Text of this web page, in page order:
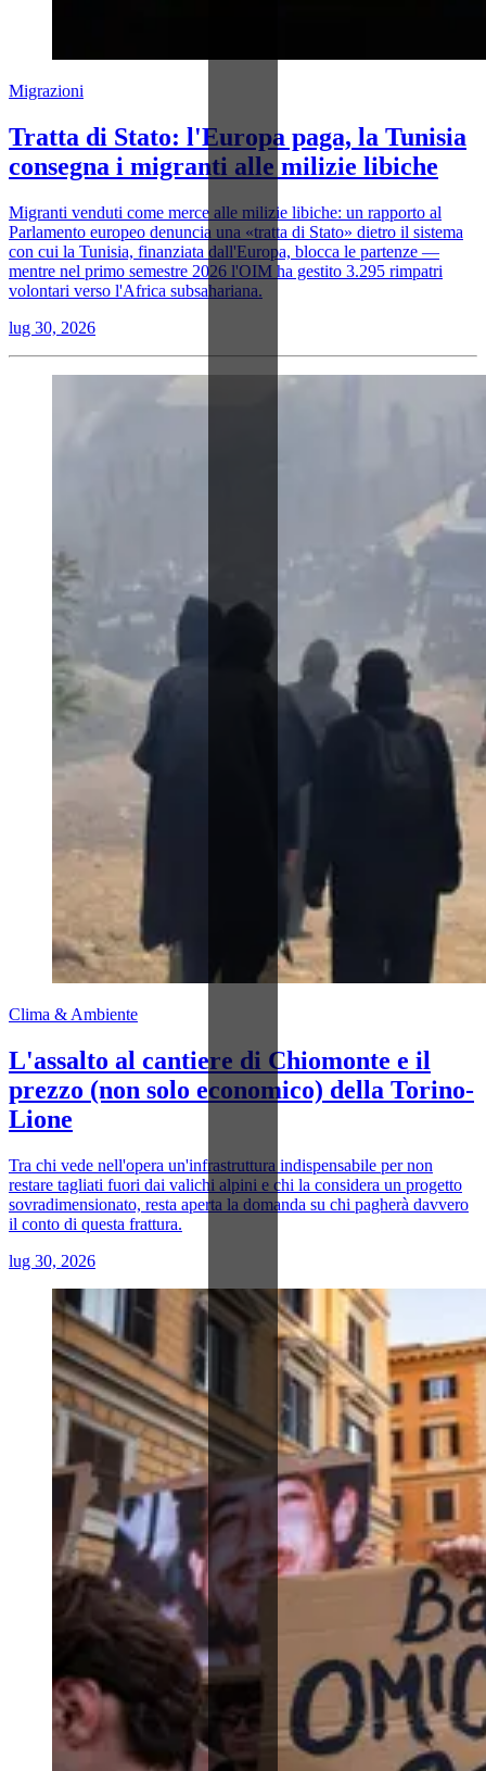
Migrazioni
Tratta di Stato: l'Europa paga, la Tunisia
consegna i migranti alle milizie libiche
Migranti venduti come merce alle milizie libiche: un rapporto al
Parlamento europeo denuncia una «tratta di Stato» dietro il sistema
con cui la Tunisia, finanziata dall'Europa, blocca le partenze —
mentre nel primo semestre 2026 l'OIM ha gestito 3.295 rimpatri
volontari verso l'Africa subsahariana.
lug 30, 2026
Clima & Ambiente
L'assalto al cantiere di Chiomonte e il
prezzo (non solo economico) della Torino-
Lione
Tra chi vede nell'opera un'infrastruttura indispensabile per non
restare tagliati fuori dai valichi alpini e chi la considera un progetto
sovradimensionato, resta aperta la domanda su chi pagherà davvero
il conto di questa frattura.
lug 30, 2026